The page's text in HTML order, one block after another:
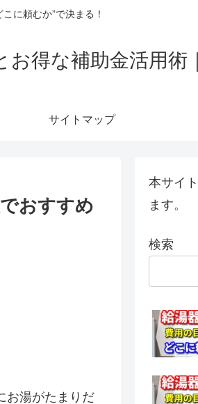
に頼むか”で決まる！
お得な補助金活用術
サイトマップ
おすすめ
お湯がたまりだ
本サイ
ます。
検索